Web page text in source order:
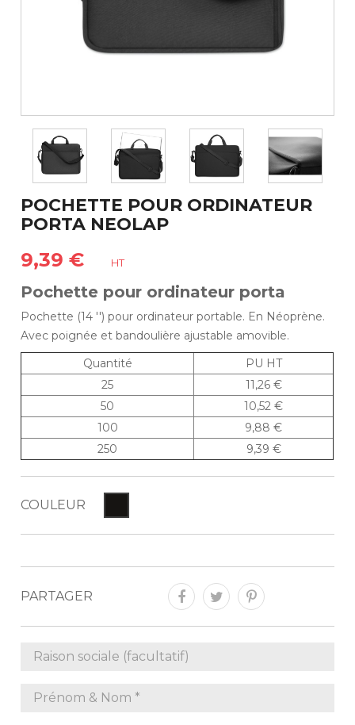
POCHETTE POUR ORDINATEUR
PORTA NEOLAP
9,39 € HT
Pochette pour ordinateur porta
Pochette (14 '') pour ordinateur portable. En Néoprène.
Avec poignée et bandoulière ajustable amovible.
Quantité
PU HT
25
11,26 €
50
10,52 €
100
9,88 €
250
9,39 €
COULEUR
PARTAGER